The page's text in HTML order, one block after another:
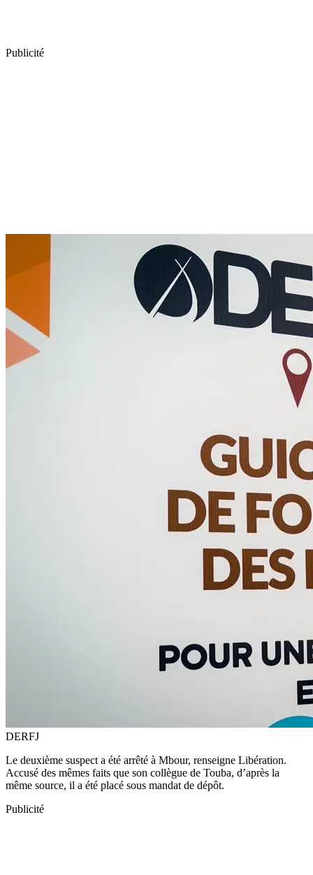
Publicité
DERFJ
Le deuxième suspect a été arrêté à Mbour, renseigne Libération.
Accusé des mêmes faits que son collègue de Touba, d’après la
même source, il a été placé sous mandat de dépôt.
Publicité